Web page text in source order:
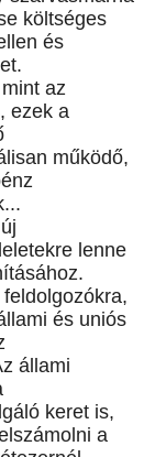
költséges
és
az
ezek a
működő,
lenne
és uniós
állami
keret is,
a